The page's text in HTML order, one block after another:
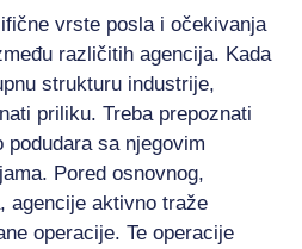
vrste posla i očekivanja
različitih agencija. Kada
strukturu industrije,
priliku. Treba prepoznati
sa njegovim
Pored osnovnog,
agencije aktivno traže
operacije. Te operacije